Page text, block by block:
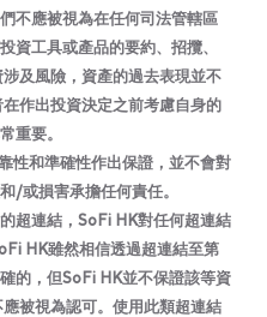
不應被視為在任何司法管轄區
資工具或產品的要約、招攬、
及風險，資產的過去表現並不
作出投資決定之前考慮自身的
重要。
性和準確性作出保證，並不會對
/或損害承擔任何責任。
超連結，SoFi HK對任何超連結
HK雖然相信透過超連結至第
的，但SoFi HK並不保證該等資
被視為認可。使用此類超連結